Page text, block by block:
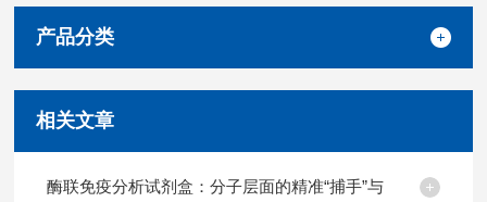
产品分类
相关文章
酶联免疫分析试剂盒：分子层面的精准“捕手”与